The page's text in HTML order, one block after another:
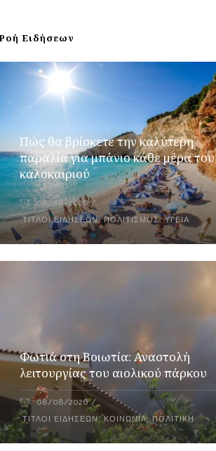
Ειδήσεων
Πώς θα βρίσκετε την καλύτερη
παραλία για μπάνιο κάθε μέρα του
καλοκαιριού
08/08/2026
ΤΊΤΛΟΙ ΕΙΔΉΣΕΩΝ,ΠΟΛΙΤΙΣΜΌΣ,ΥΓΕΊΑ
Φωτιά στη Βοιωτία: Αναστολή
λειτουργίας του αιολικού πάρκου
08/08/2026
ΤΊΤΛΟΙ ΕΙΔΉΣΕΩΝ,ΚΟΙΝΩΝΊΑ,ΠΟΛΙΤΙΚΉ